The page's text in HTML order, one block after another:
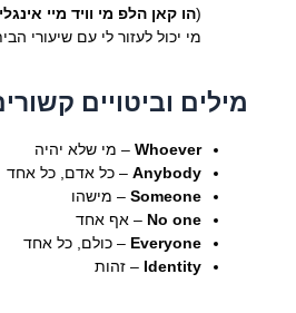
(הו קאן הלפ מי וויד מיי
מי יכול לעזור לי עם שיעורי
מילים וביטויים
Whoever– מי שלא יהיה
Anybody– כל אדם, כל אחד
Someone– מישהו
No one – אף אחד
Everyone – כולם, כל אחד
Identity – זהות